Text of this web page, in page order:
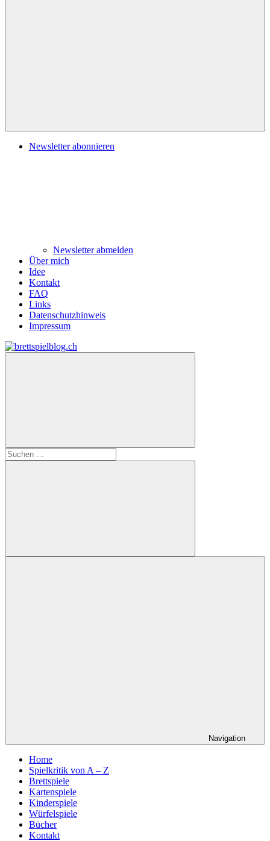
Newsletter abonnieren
Newsletter abmelden
Über mich
Idee
Kontakt
FAQ
Links
Datenschutzhinweis
Impressum
Zum
Inhalt
Suchen
nach:
Suchen
Navigation
Home
Spielkritik von A – Z
Brettspiele
Kartenspiele
Kinderspiele
Würfelspiele
Bücher
Kontakt